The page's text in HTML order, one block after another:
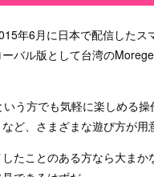
年6月に日本で配信した
バル版として台湾の
う方でも気軽に楽しめる
ど、さまざまな遊び方が用
たことのある方なら大ま